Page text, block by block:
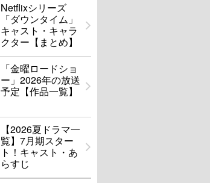
Netflixシリーズ
「ダウンタイム」
キャスト・キャラ
クター【まとめ】
「金曜ロードショ
ー」2026年の放送
予定【作品一覧】
【2026夏ドラマ一
覧】7月期スター
ト！キャスト・あ
らすじ